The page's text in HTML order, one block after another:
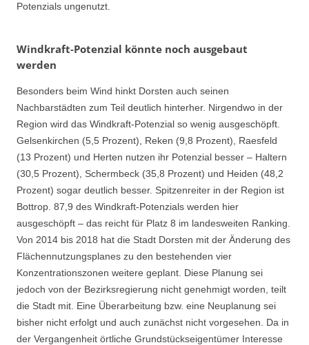
Potenzials ungenutzt.
Windkraft-Potenzial könnte noch ausgebaut
werden
Besonders beim Wind hinkt Dorsten auch seinen
Nachbarstädten zum Teil deutlich hinterher. Nirgendwo in der
Region wird das Windkraft-Potenzial so wenig ausgeschöpft.
Gelsenkirchen (5,5 Prozent), Reken (9,8 Prozent), Raesfeld
(13 Prozent) und Herten nutzen ihr Potenzial besser – Haltern
(30,5 Prozent), Schermbeck (35,8 Prozent) und Heiden (48,2
Prozent) sogar deutlich besser. Spitzenreiter in der Region ist
Bottrop. 87,9 des Windkraft-Potenzials werden hier
ausgeschöpft – das reicht für Platz 8 im landesweiten Ranking.
Von 2014 bis 2018 hat die Stadt Dorsten mit der Änderung des
Flächennutzungsplanes zu den bestehenden vier
Konzentrationszonen weitere geplant. Diese Planung sei
jedoch von der Bezirksregierung nicht genehmigt worden, teilt
die Stadt mit. Eine Überarbeitung bzw. eine Neuplanung sei
bisher nicht erfolgt und auch zunächst nicht vorgesehen. Da in
der Vergangenheit örtliche Grundstückseigentümer Interesse